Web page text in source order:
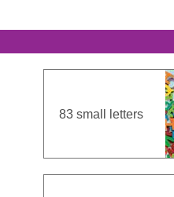
83 small letters